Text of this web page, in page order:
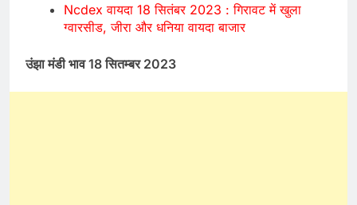
Ncdex वायदा 18 सितंबर 2023 : गिरावट में खुला
ग्वारसीड, जीरा और धनिया वायदा बाजार
उंझा मंडी भाव 18 सितम्बर 2023